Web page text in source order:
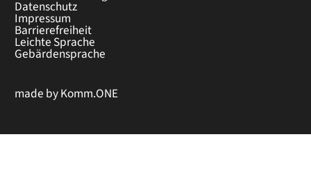
Datenschutz
Impressum
Barrierefreiheit
Leichte Sprache
Gebärdensprache
made byKomm.ONE